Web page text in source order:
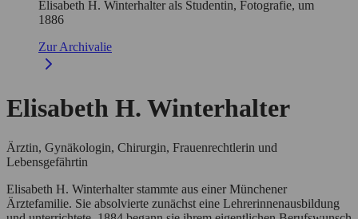
Elisabeth H. Winterhalter als Studentin, Fotografie, um
1886
Zur Archivalie
Elisabeth H. Winterhalter
Ärztin, Gynäkologin, Chirurgin, Frauenrechtlerin und
Lebensgefährtin
Elisabeth H. Winterhalter stammte aus einer Münchener
Ärztefamilie. Sie absolvierte zunächst eine Lehrerinnenausbildung